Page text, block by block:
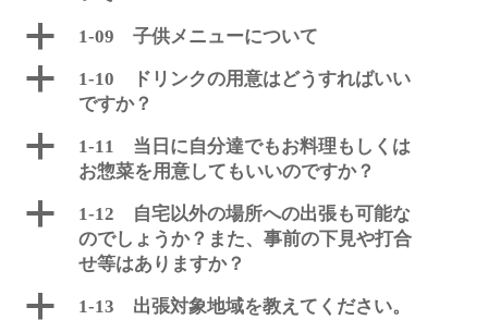
a 1-09 子供メニューについて
a
1-10 ドリンクの用意はどうすればいい
ですか？
a
1-11 当日に自分達でもお料理もしくは
お惣菜を用意してもいいのですか？
a
1-12 自宅以外の場所への出張も可能な
のでしょうか？また、事前の下見や打合
せ等はありますか？
a 1-13 出張対象地域を教えてください。